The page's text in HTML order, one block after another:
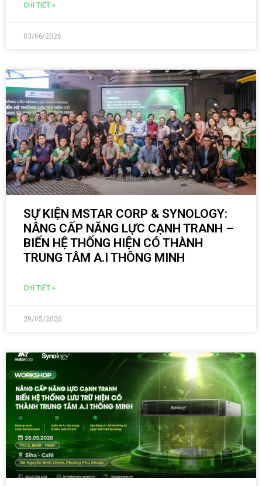
CHI TIẾT »
03/06/2026
SỰ KIỆN MSTAR CORP & SYNOLOGY:
NÂNG CẤP NĂNG LỰC CẠNH TRANH –
BIẾN HỆ THỐNG HIỆN CÓ THÀNH
TRUNG TÂM A.I THÔNG MINH
CHI TIẾT »
29/05/2026